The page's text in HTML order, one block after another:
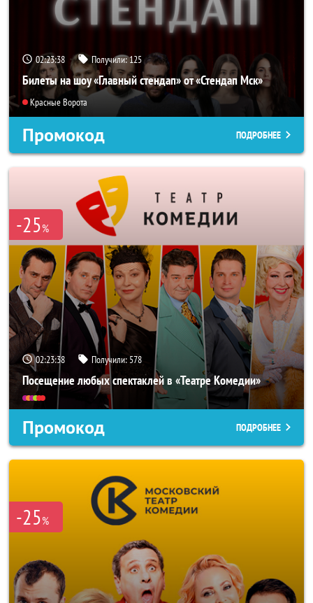
02:23:37 Получили:125
Билеты на шоу «Главный стендап» от «Стендап Мск»
Красные Ворота
Промокод ПОДРОБНЕЕ
-25%
02:23:37 Получили: 578
Посещение любых спектаклей в «Театре Комедии»
Промокод ПОДРОБНЕЕ
-25%